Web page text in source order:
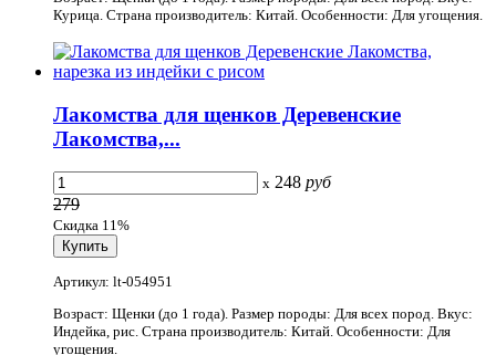
Курица. Страна производитель: Китай. Особенности: Для угощения.
Лакомства для щенков Деревенские
Лакомства,...
x 248 руб
279
Скидка 11%
Артикул: lt-054951
Возраст: Щенки (до 1 года). Размер породы: Для всех пород. Вкус:
Индейка, рис. Страна производитель: Китай. Особенности: Для
угощения.